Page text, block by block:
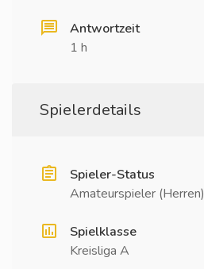
Antwortzeit
1 h
Spielerdetails
Spieler-Status
Amateurspieler (Herren)
Spielklasse
Kreisliga A